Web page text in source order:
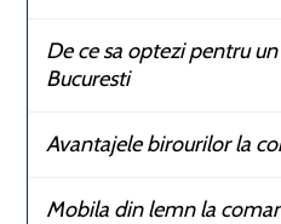
De ce sa optezi pentru
Bucuresti
Avantajele birourilor la
Mobila din lemn la